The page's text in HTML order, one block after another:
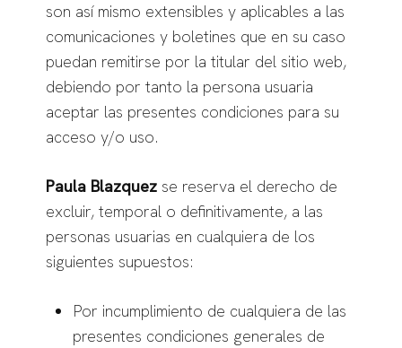
son así mismo extensibles y aplicables a las
comunicaciones y boletines que en su caso
puedan remitirse por la titular del sitio web,
debiendo por tanto la persona usuaria
aceptar las presentes condiciones para su
acceso y/o uso.
Paula Blazquezse reserva el derecho de
excluir, temporal o definitivamente, a las
personas usuarias en cualquiera de los
siguientes supuestos:
Por incumplimiento de cualquiera de las
presentes condiciones generales de